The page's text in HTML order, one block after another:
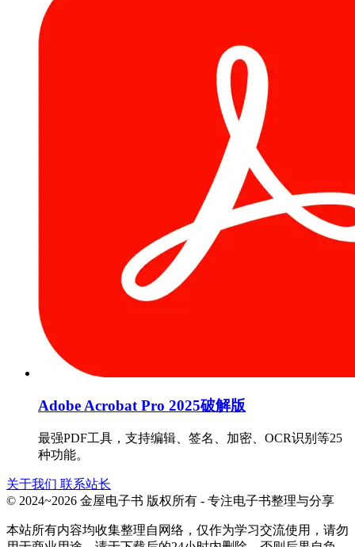
Adobe Acrobat Pro 2025破解版
最强PDF工具，支持编辑、签名、加密、OCR识别等25
种功能。
关于我们 联系站长
© 2024~2026 金屋电子书 版权所有 - 专注电子书整理与分享
本站所有内容均收集整理自网络，仅作为学习交流使用，请勿